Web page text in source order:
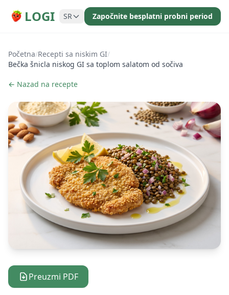
LOGI SR Započnite besplatni probni period
Početna/Recepti sa niskim GI/
Bečka šnicla niskog GI sa toplom salatom od sočiva
← Nazad na recepte
Preuzmi PDF